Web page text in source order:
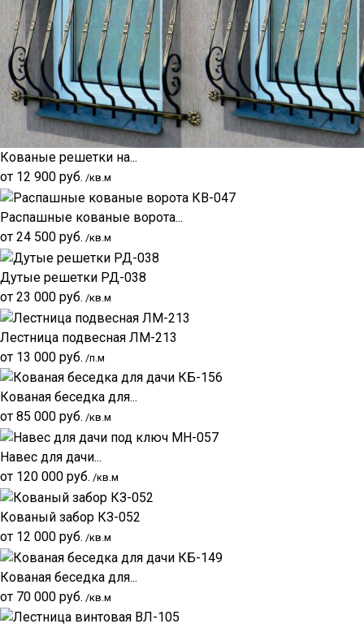
Кованые решетки на...
от 12 900 руб. /кв.м
Распашные кованые ворота...
от 24 500 руб. /кв.м
Дутые решетки РД-038
от 23 000 руб. /кв.м
Лестница подвесная ЛМ-213
от 13 000 руб. /п.м
Кованая беседка для...
от 85 000 руб. /кв.м
Навес для дачи...
от 120 000 руб. /кв.м
Кованый забор КЗ-052
от 12 000 руб. /кв.м
Кованая беседка для...
от 70 000 руб. /кв.м